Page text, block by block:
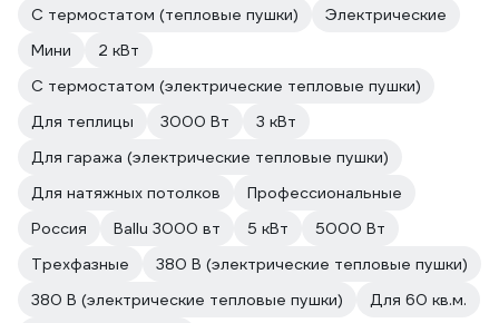
С термостатом (тепловые пушки)
Электрические
Мини
2 кВт
С термостатом (электрические тепловые пушки)
Для теплицы
3000 Вт
3 кВт
Для гаража (электрические тепловые пушки)
Для натяжных потолков
Профессиональные
Россия
Ballu 3000 вт 5 кВт
5000 Вт
Трехфазные
380 В (электрические тепловые пушки)
380 В (электрические тепловые пушки)
Для 60 кв.м.